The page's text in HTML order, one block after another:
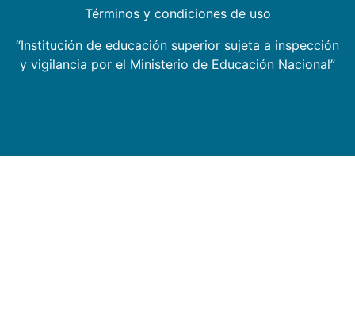
Términos y condiciones de uso
“Institución de educación superior sujeta a inspección
y vigilancia por el Ministerio de Educación Nacional”